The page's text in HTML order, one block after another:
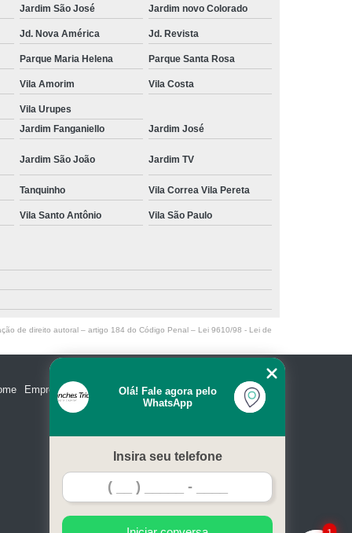
Perto de Mim Tricologista Suzano
Jardim São José Jardim novo Colorado
Jd. Nova América Jd. Revista
Parque Maria Helena Parque Santa Rosa
Vila Amorim Vila Costa
Vila Urupes
Jardim Fanganiello Jardim José
Jardim São João Jardim TV
Tanquinho Vila Correa Vila Pereta
Vila Santo Antônio Vila São Paulo
de direito autoral – artigo 184 do Código Penal – Lei 9610/98 - Lei de
Empresa Missão Serviços Contato Mapa do site
Olá! Fale agora pelo
WhatsApp
Insira seu telefone